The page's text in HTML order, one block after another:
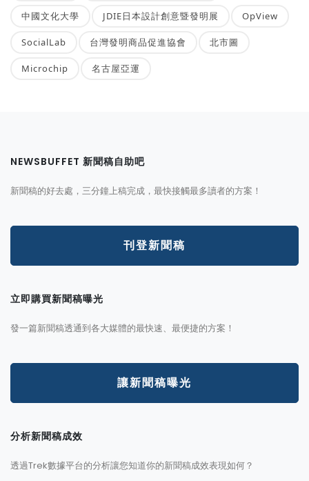
中國文化大學 JDIE日本設計創意暨發明展 OpView
SocialLab 台灣發明商品促進協會 北市圖
Microchip 名古屋亞運
NEWSBUFFET 新聞稿自助吧
新聞稿的好去處，三分鐘上稿完成，最快接觸最多讀者的方案！
刊登新聞稿
立即購買新聞稿曝光
發一篇新聞稿透通到各大媒體的最快速、最便捷的方案！
讓新聞稿曝光
分析新聞稿成效
透過Trek數據平台的分析讓您知道你的新聞稿成效表現如何？